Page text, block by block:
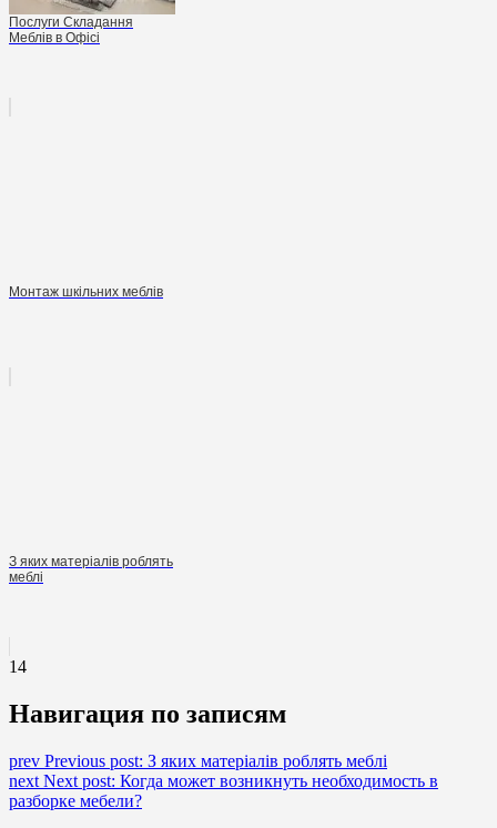
Послуги Складання
Меблів в Офісі
Монтаж шкільних меблів
З яких матеріалів роблять
меблі
14
Навигация по записям
prev Previous post: З яких матеріалів роблять меблі
next Next post: Когда может возникнуть необходимость в
разборке мебели?